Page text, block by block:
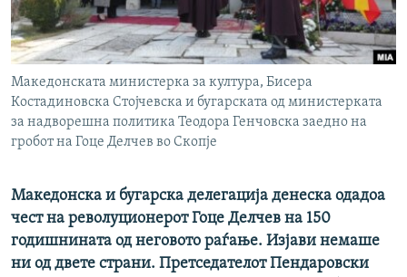
РСЕ веб страници
Македонската министерка за култура, Бисера
Костадиновска Стојчевска и бугарската од министерката
за надворешна политика Теодора Генчовска заедно на
гробот на Гоце Делчев во Скопје
Македонска и бугарска делегација денеска одадоа
чест на револуционерот Гоце Делчев на 150
годишнината од неговото раѓање. Изјави немаше
ни од двете страни. Претседателот Пендаровски